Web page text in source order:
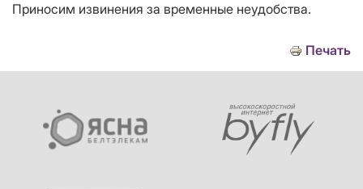
Приносим извинения за временные неудобства.
Печать